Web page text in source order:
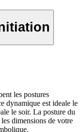
les postures
dynamique est ideale le
le soir. La posture du
dimensions de votre